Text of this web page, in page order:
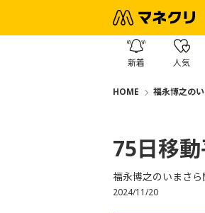
新着 人気
HOME 福永博之の
75日移
福永博之のいまさ
2024/11/20